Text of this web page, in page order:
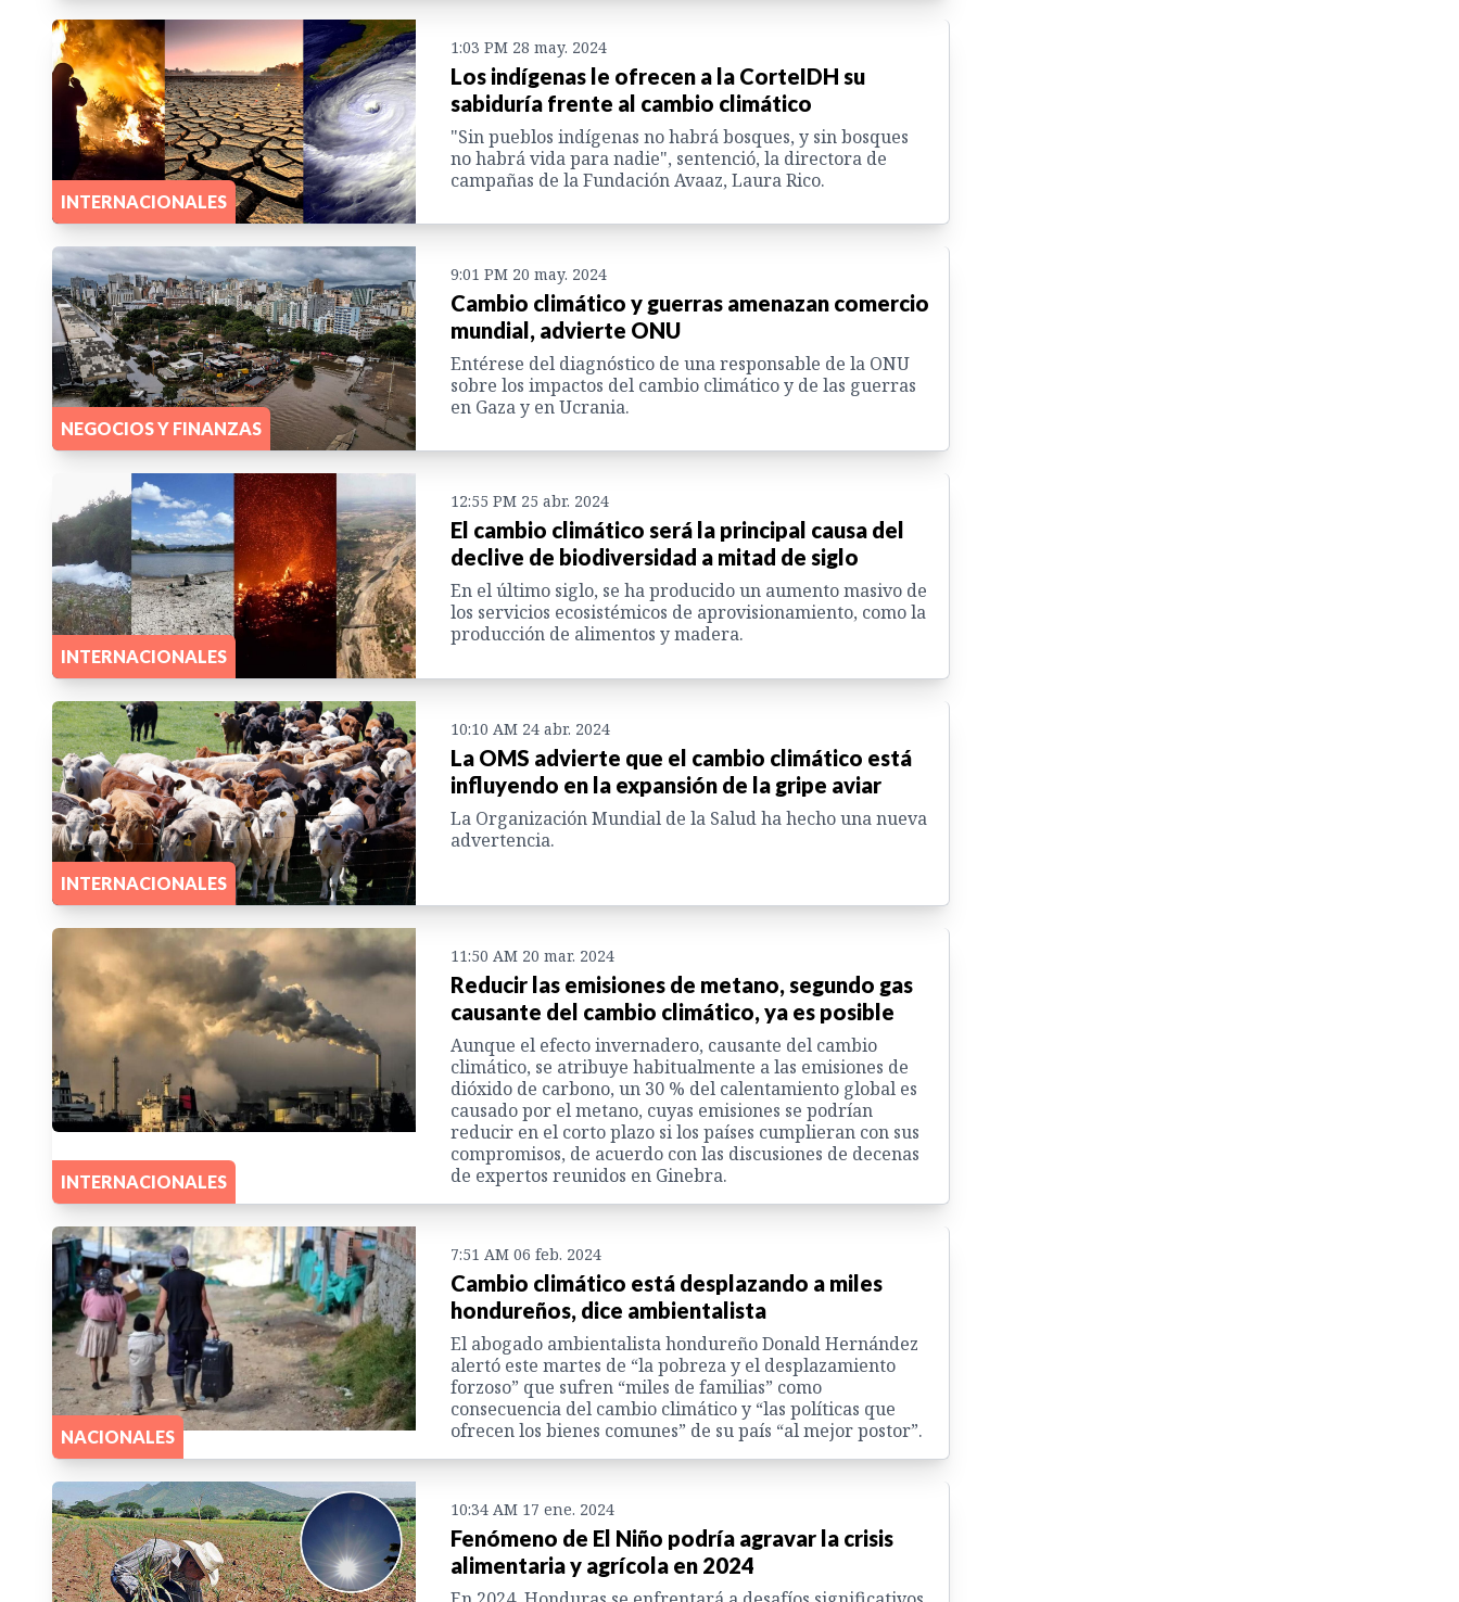
INTERNACIONALES
1:03 PM 28 may. 2024
Los indígenas le ofrecen a la CorteIDH su
sabiduría frente al cambio climático
"Sin pueblos indígenas no habrá bosques, y sin bosques
no habrá vida para nadie", sentenció, la directora de
campañas de la Fundación Avaaz, Laura Rico.
NEGOCIOS Y FINANZAS
9:01 PM 20 may. 2024
Cambio climático y guerras amenazan comercio
mundial, advierte ONU
Entérese del diagnóstico de una responsable de la ONU
sobre los impactos del cambio climático y de las guerras
en Gaza y en Ucrania.
INTERNACIONALES
12:55 PM 25 abr. 2024
El cambio climático será la principal causa del
declive de biodiversidad a mitad de siglo
En el último siglo, se ha producido un aumento masivo de
los servicios ecosistémicos de aprovisionamiento, como la
producción de alimentos y madera.
INTERNACIONALES
10:10 AM 24 abr. 2024
La OMS advierte que el cambio climático está
influyendo en la expansión de la gripe aviar
La Organización Mundial de la Salud ha hecho una nueva
advertencia.
INTERNACIONALES
11:50 AM 20 mar. 2024
Reducir las emisiones de metano, segundo gas
causante del cambio climático, ya es posible
Aunque el efecto invernadero, causante del cambio
climático, se atribuye habitualmente a las emisiones de
dióxido de carbono, un 30 % del calentamiento global es
causado por el metano, cuyas emisiones se podrían
reducir en el corto plazo si los países cumplieran con sus
compromisos, de acuerdo con las discusiones de decenas
de expertos reunidos en Ginebra.
NACIONALES
7:51 AM 06 feb. 2024
Cambio climático está desplazando a miles
hondureños, dice ambientalista
El abogado ambientalista hondureño Donald Hernández
alertó este martes de “la pobreza y el desplazamiento
forzoso” que sufren “miles de familias” como
consecuencia del cambio climático y “las políticas que
ofrecen los bienes comunes” de su país “al mejor postor”.
10:34 AM 17 ene. 2024
Fenómeno de El Niño podría agravar la crisis
alimentaria y agrícola en 2024